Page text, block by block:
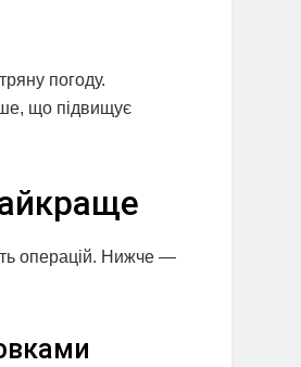
погоду.
що підвищує
операцій. Нижче —